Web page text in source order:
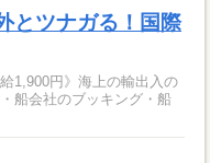
とツナガる！国際
1,900円》海上の輸出入の
船会社のブッキング・船